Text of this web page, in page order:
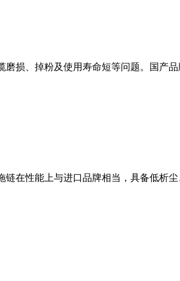
损、掉粉及使用寿命短等问题。国产
在性能上与进口品牌相当，具备低析